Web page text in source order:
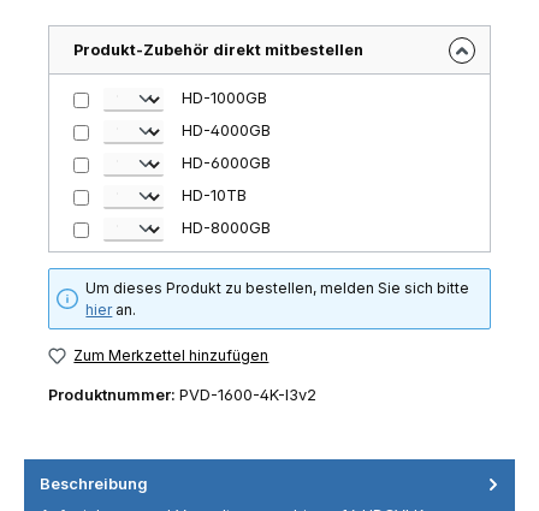
Produkt-Zubehör direkt mitbestellen
HD-1000GB
HD-4000GB
HD-6000GB
HD-10TB
HD-8000GB
Um dieses Produkt zu bestellen, melden Sie sich bitte
hieran.
Zum Merkzettel hinzufügen
Produktnummer: PVD-1600-4K-I3v2
Beschreibung